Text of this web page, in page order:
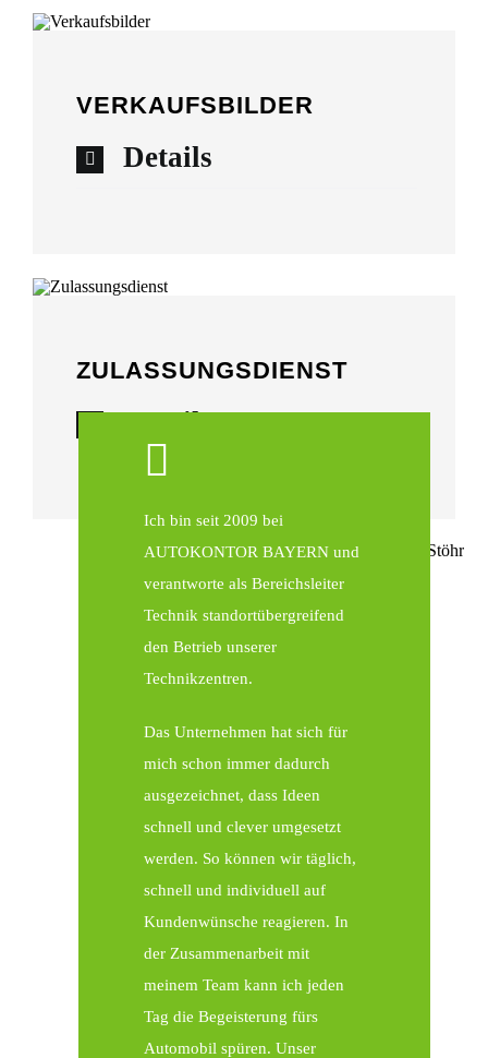
VERKAUFSBILDER
Details
ZULASSUNGSDIENST
Details
Ich bin seit 2009 bei
AUTOKONTOR BAYERN und
verantworte als Bereichsleiter
Technik standortübergreifend
den Betrieb unserer
Technikzentren.
Das Unternehmen hat sich für
mich schon immer dadurch
ausgezeichnet, dass Ideen
schnell und clever umgesetzt
werden. So können wir täglich,
schnell und individuell auf
Kundenwünsche reagieren. In
der Zusammenarbeit mit
meinem Team kann ich jeden
Tag die Begeisterung fürs
Automobil spüren. Unser